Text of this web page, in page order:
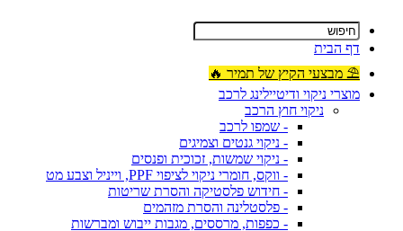
דף הבית
⛱ מבצעי הקיץ של תמיר 🔥
מוצרי ניקוי ודיטיילינג לרכב
ניקוי חוץ הרכב
- שמפו לרכב
- ניקוי גנטים וצמיגים
- ניקוי שמשות, זכוכית ופנסים
- ווקס, חומרי ניקוי לציפוי PPF, וייניל וצבע מט
- חידוש פלסטיקה והסרת שריטות
- פלסטלינה והסרת מזהמים
- כפפות, מרססים, מגבות ייבוש ומברשות